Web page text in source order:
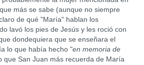
más se sabe (aunque no siempre
de qué "María" hablan los
lavó los pies de Jesús y les roció con
dondequiera que se enseñara el
lo que había hecho "en memoria de
que San Juan más recuerda de María